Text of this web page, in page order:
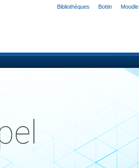
Bibliothèques Bottin Moodle